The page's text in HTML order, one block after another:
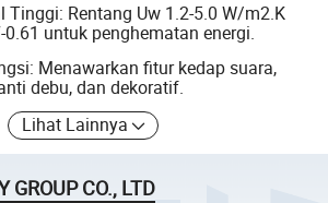
Tinggi: Rentang Uw 1.2-5.0 W/m2.K
0.61 untuk penghematan energi.
Menawarkan fitur kedap suara,
debu, dan dekoratif.
Lihat Lainnya
GROUP CO., LTD